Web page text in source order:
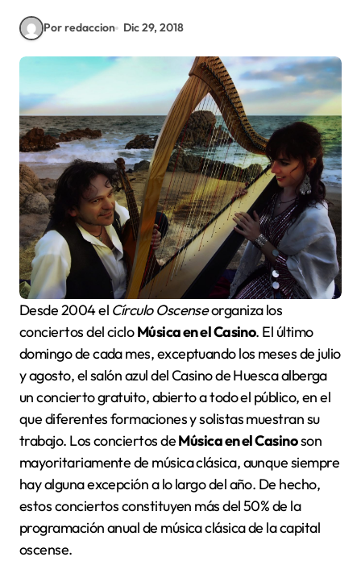
Por redaccion Dic 29, 2018
Desde 2004 el Círculo Oscenseorganiza los
conciertos del cicloMúsica en el Casino. El último
domingo de cada mes, exceptuando los meses de julio
y agosto, el salón azul del Casino de Huesca alberga
un concierto gratuito, abierto a todo el público, en el
que diferentes formaciones y solistas muestran su
trabajo. Los conciertos deMúsica en el Casinoson
mayoritariamente de música clásica, aunque siempre
hay alguna excepción a lo largo del año. De hecho,
estos conciertos constituyen más del 50% de la
programación anual de música clásica de la capital
oscense.